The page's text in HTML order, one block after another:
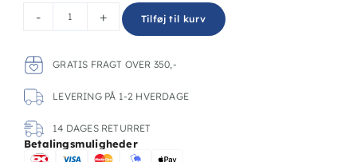
- + Tilføj til kurv
GRATIS FRAGT OVER 350,-
LEVERING PÅ 1-2 HVERDAGE
14 DAGES RETURRET
Betalingsmuligheder